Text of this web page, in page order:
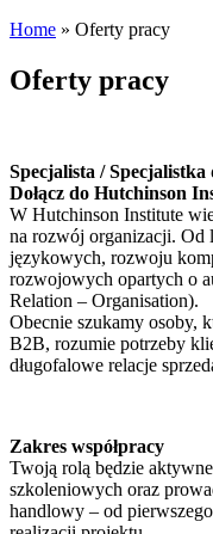
Home » Oferty pracy
Oferty pracy
Specjalista /
Dołącz do Hutchinson
W Hutchinson Institute
na rozwój organizacji. Od
językowych, rozwoju
rozwojowych opartych o
Relation – Organisation).
Obecnie szukamy osoby,
B2B, rozumie potrzeby
długofalowe relacje
Zakres współpracy
Twoją rolą będzie
szkoleniowych oraz
handlowy – od